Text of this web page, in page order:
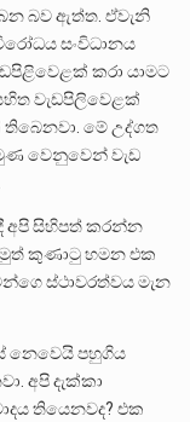
බව ඇත්ත. ඒවැනි
සංවිධානය
කරා යාමට
වැඩපිලිවෙළක්
මේ උද්ගත
වෙනුවෙන් වැඩ
අපි සිහිපත් කරන්න
කුණාටු හමන එක
ස්ථාවරත්වය මැන
නෙවෙයි පහුගිය
අපි දැක්කා
තියෙනවද? එක